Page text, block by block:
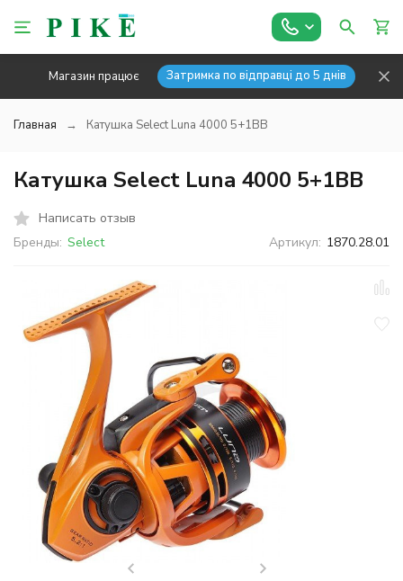
Магазин працює Затримка по відправці до 5 днів
Главная Катушка Select Luna 4000 5+1BB
Катушка Select Luna 4000 5+1BB
Написать отзыв
Бренды: Select Артикул: 1870.28.01